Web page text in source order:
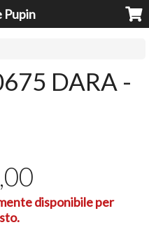
Pupin
DARA -
,00
disponibile per